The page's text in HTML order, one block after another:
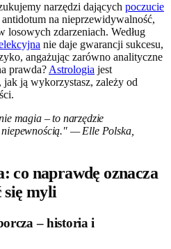
narzędzi dających poczucie
na nieprzewidywalność,
losowych zdarzeniach. Według
nie daje gwarancji sukcesu,
angażując zarówno analityczne
prawda? Astrologia jest
ją wykorzystasz, zależy od
magia – to narzędzie
niepewnością." — Elle Polska,
co naprawdę oznacza
się myli
– historia i